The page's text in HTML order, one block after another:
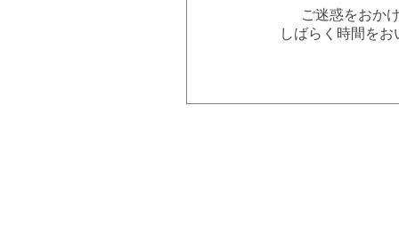
ご迷惑をおか
しばらく時間を